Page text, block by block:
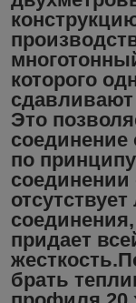
которого
Это
соединение
по
соединении
придает
брать